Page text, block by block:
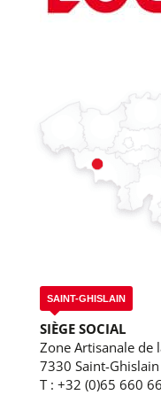
SAINT-GHISLAIN
SIÈGE SOCIAL
Zone Artisanale de
7330 Saint-Ghislain
T : +32 (0)65 660